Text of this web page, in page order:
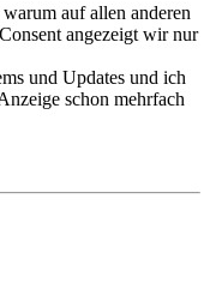
auf allen anderen
angezeigt wir nur
und Updates und ich
schon mehrfach